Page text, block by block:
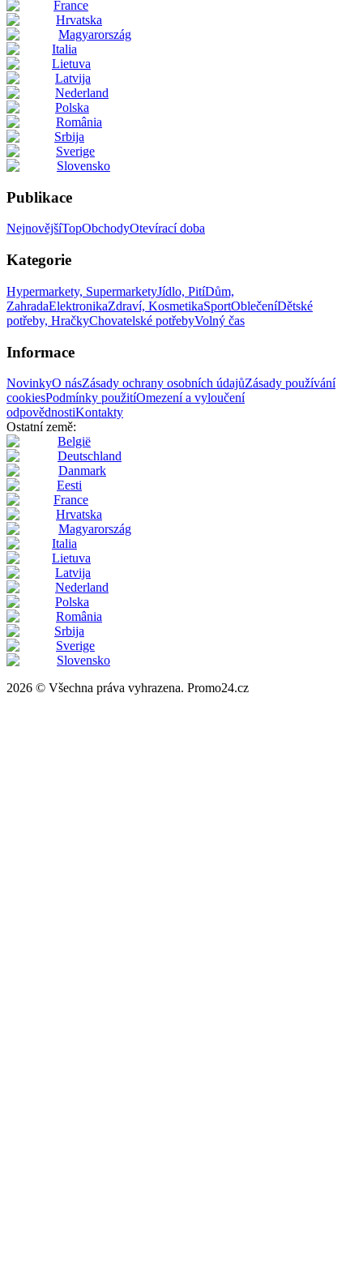
France
Hrvatska
Magyarország
Italia
Lietuva
Latvija
Nederland
Polska
România
Srbija
Sverige
Slovensko
Publikace
NejnovějšíTopObchodyOtevírací doba
Kategorie
Hypermarkety, SupermarketyJídlo, PitíDům,
ZahradaElektronikaZdraví, KosmetikaSportOblečeníDětské
potřeby, HračkyChovatelské potřebyVolný čas
Informace
NovinkyO násZásady ochrany osobních údajůZásady používání
cookiesPodmínky použitíOmezení a vyloučení
odpovědnostiKontakty
Ostatní země:
België
Deutschland
Danmark
Eesti
France
Hrvatska
Magyarország
Italia
Lietuva
Latvija
Nederland
Polska
România
Srbija
Sverige
Slovensko
2026 © Všechna práva vyhrazena. Promo24.cz